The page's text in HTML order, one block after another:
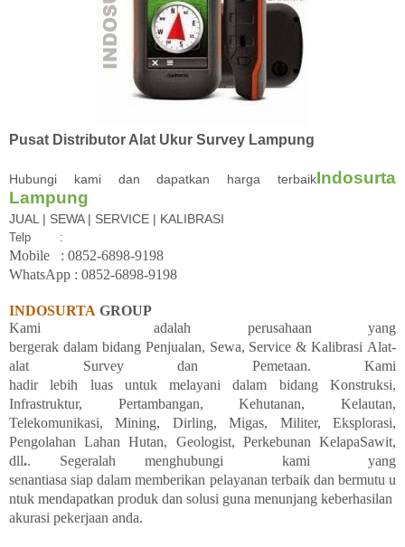
Pusat Distributor Alat Ukur Survey Lampung
Hubungi kami dan dapatkan harga terbaikIndosurta
Lampung
JUAL | SEWA | SERVICE | KALIBRASI
Telp :
Mobile : 0852-6898-9198
WhatsApp : 0852-6898-9198
INDOSURTA GROUP
Kami
adalah
perusahaan yang
bergerak dalam bidang Penjualan, Sewa, Service & Kalibrasi Alat-
alat Survey dan
Pemetaan. Kami
hadir
lebih luas untuk melayani dalam bidang
Konstruksi,
Infrastruktur, Pertambangan, Kehutanan, Kelautan,
Telekomunikasi, Mining, Dirling, Migas, Militer, Eksplorasi,
Pengolahan
Lahan
Hutan, Geologist, Perkebunan KelapaSawit,
dll.. Segeralah menghubungi kami
yang
senantiasa siap dalam memberikan pelayanan terbaik dan bermutu u
ntuk mendapatkan produk dan solusi guna menunjang keberhasilan
akurasi pekerjaan anda.